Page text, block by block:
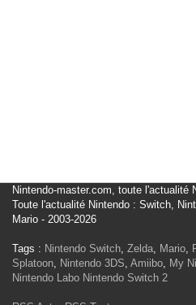
Nintendo-master.com, toute l'actualité
Toute l'actualité Nintendo : Switch,
Mario - 2003-2026
Tags : Nintendo Switch, Zelda, Mario,
Splatoon, Nintendo 3DS, Amiibo, My
Nintendo Labo Nintendo Switch 2